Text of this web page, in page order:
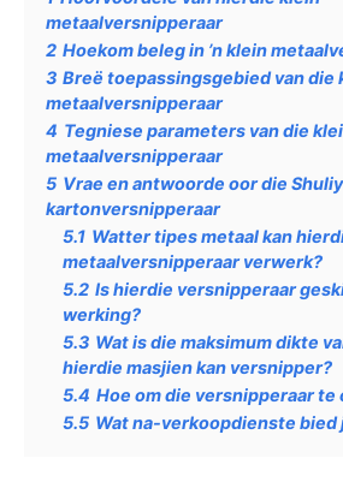
metaalversnipperaar
2 Hoekom beleg in ’n klein
3 Breë toepassingsgebied van die
metaalversnipperaar
4 Tegniese parameters van die
metaalversnipperaar
5 Vrae en antwoorde oor die Shuliy
kartonversnipperaar
5.1 Watter tipes metaal kan
metaalversnipperaar verwerk?
5.2 Is hierdie versnipperaar
werking?
5.3 Wat is die maksimum dikte
hierdie masjien kan versnipper?
5.4 Hoe om die versnipperaar te
5.5 Wat na-verkoopdienste bied